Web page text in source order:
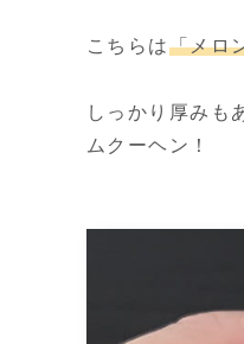
こちらは「メロ
しっかり厚みも
ムクーヘン！